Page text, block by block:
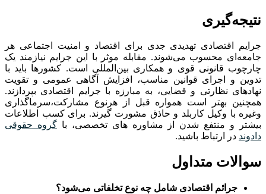
نتیجه‌گیری
جرایم اقتصادی تهدیدی جدی برای اقتصاد و امنیت اجتماعی هر
جامعه‌ای محسوب می‌شوند. مقابله موثر با این جرایم نیازمند یک
چارچوب قانونی قوی و همکاری بین‌المللی است. کشورها باید با
تدوین و اجرای قوانین مناسب، افزایش آگاهی عمومی و تقویت
نهادهای نظارتی و قضایی، به مبارزه با جرایم اقتصادی بپردازند.
همچنین بهتر است همواره قبل از هرنوع مشارکت،سرماگذاری
وغیره با وکیل کاربلد و حاذق مشورت گیرند. برای کسب اطلاعات
بیشتر و منتفع شدن از مشاوره های تخصصی، باگروه حقوقی
دادوند در ارتباط باشید.
سوالات متداول
جرائم اقتصادی شامل چه نوع تخلفاتی می‌شود؟